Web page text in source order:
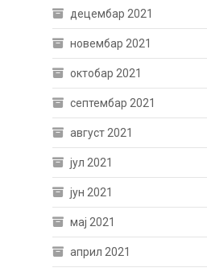
децембар 2021
новембар 2021
октобар 2021
септембар 2021
август 2021
јул 2021
јун 2021
мај 2021
април 2021